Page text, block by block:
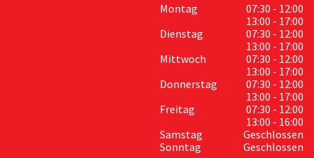
Montag
07:30 - 12:00
13:00 - 17:00
Dienstag
07:30 - 12:00
13:00 - 17:00
Mittwoch
07:30 - 12:00
13:00 - 17:00
Donnerstag
07:30 - 12:00
13:00 - 17:00
Freitag
07:30 - 12:00
13:00 - 16:00
Samstag
Geschlossen
Sonntag
Geschlossen